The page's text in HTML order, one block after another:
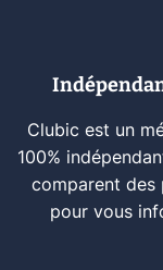
Clubic est un
100%
comparent des
pour vous